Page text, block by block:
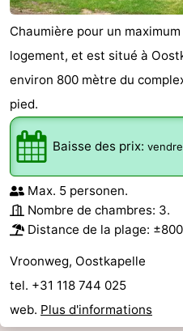
Chaumière pour un
logement, et est situé à
environ 800 mètre du
pied.
Baisse des prix:
Max. 5 personen.
Nombre de chambres: 3.
Distance de la plage:
Vroonweg, Oostkapelle
tel. +31 118 744 025
web. Plus d'informations